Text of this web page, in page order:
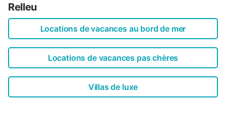
Relleu
Locations de vacances au bord de mer
Locations de vacances pas chères
Villas de luxe